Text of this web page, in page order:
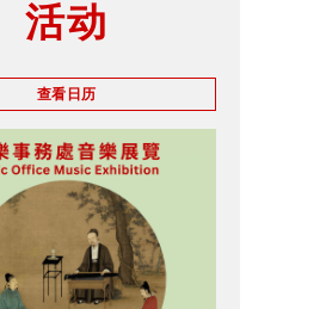
活动
查看日历